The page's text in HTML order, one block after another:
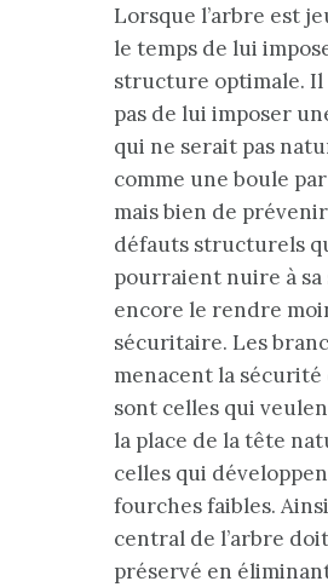
Lorsque l’arbre est
le temps de lui
structure optimale. Il
pas de lui imposer
qui ne serait pas
comme une boule
mais bien de
défauts structurels
pourraient nuire à sa
encore le rendre
sécuritaire. Les
menacent la sécurité
sont celles qui
la place de la tête
celles qui
fourches faibles.
central de l’arbre
préservé en